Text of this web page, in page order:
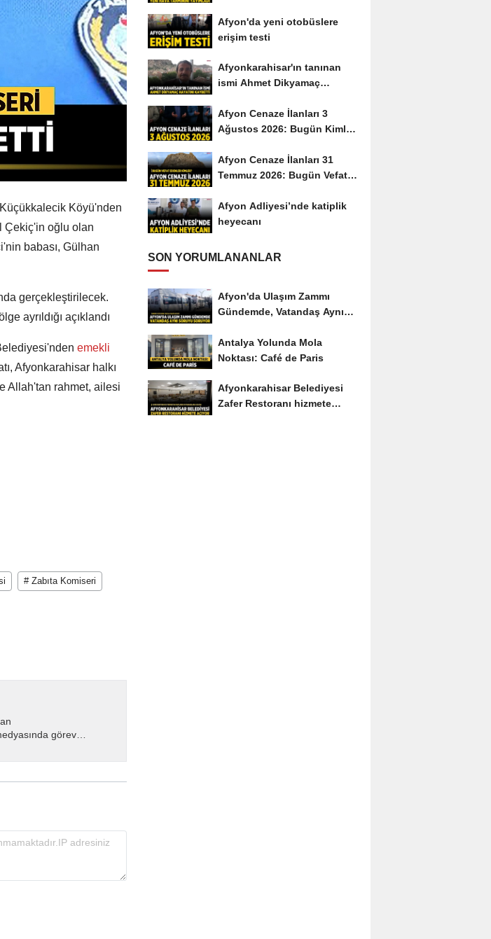
Köyü'nden
Çekiç'in oğlu olan
babası, Gülhan
gerçekleştirilecek.
ayrıldığı açıklandı
emekli
Afyonkarahisar halkı
Allah'tan rahmet, ailesi
# Zabıta Komiseri
görev
Afyon'da yeni otobüslere
erişim testi
Afyonkarahisar'ın tanınan
ismi Ahmet Dikyamaç
Afyon Cenaze İlanları 3
Ağustos 2026: Bugün Kimler
Afyon Cenaze İlanları 31
Temmuz 2026: Bugün Vefat
Afyon Adliyesi’nde katiplik
heyecanı
SON YORUMLANANLAR
Afyon'da Ulaşım Zammı
Gündemde, Vatandaş Aynı
Antalya Yolunda Mola
Noktası: Café de Paris
Afyonkarahisar Belediyesi
Zafer Restoranı hizmete